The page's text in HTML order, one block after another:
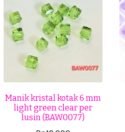
Manik kristal kotak 6 mm
light green clear per
lusin (BAW0077)